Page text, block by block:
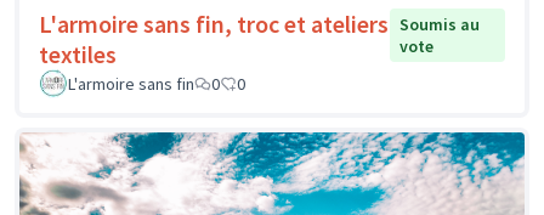
L'armoire sans fin, troc et ateliers
textiles
Soumis au
vote
L'armoire sans fin
0 0